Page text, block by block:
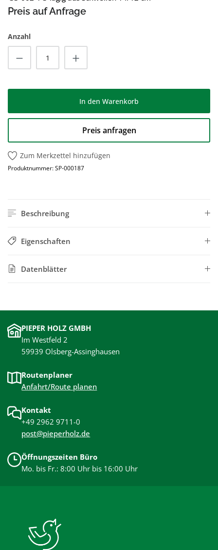
Preis auf Anfrage
Anzahl
Produkt Anzahl: Gib den gewünschten
In den Warenkorb
Preis anfragen
Zum Merkzettel hinzufügen
Produktnummer:SP-000187
Beschreibung
Eigenschaften
Datenblätter
PIEPER HOLZ GMBH
Im Westfeld 2
59939 Olsberg-Assinghausen
Routenplaner
Anfahrt/Route planen
Kontakt
+49 2962 9711-0
post@pieperholz.de
Öffnungszeiten Büro
Mo. bis Fr.: 8:00 Uhr bis 16:00 Uhr